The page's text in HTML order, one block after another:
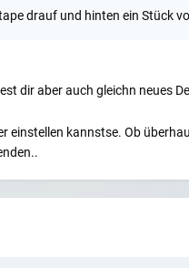
drauf und hinten ein Stück
dir aber auch gleichn neues
einstellen kannstse. Ob